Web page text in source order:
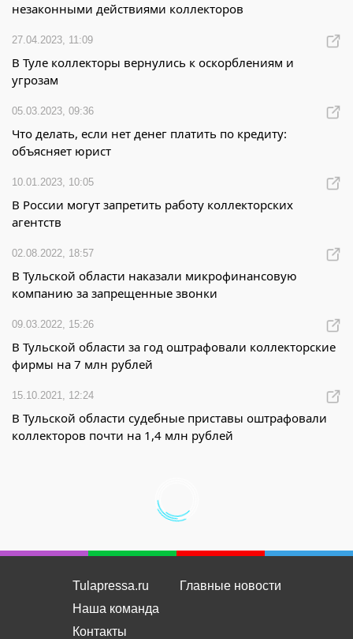
незаконными действиями коллекторов
27.04.2023, 11:09
В Туле коллекторы вернулись к оскорблениям и
угрозам
05.03.2023, 09:36
Что делать, если нет денег платить по кредиту:
объясняет юрист
10.01.2023, 10:05
В России могут запретить работу коллекторских
агентств
02.08.2022, 18:57
В Тульской области наказали микрофинансовую
компанию за запрещенные звонки
09.03.2022, 15:26
В Тульской области за год оштрафовали коллекторские
фирмы на 7 млн рублей
15.10.2021, 12:24
В Тульской области судебные приставы оштрафовали
коллекторов почти на 1,4 млн рублей
Tulapressa.ru
Наша команда
Контакты
Главные новости